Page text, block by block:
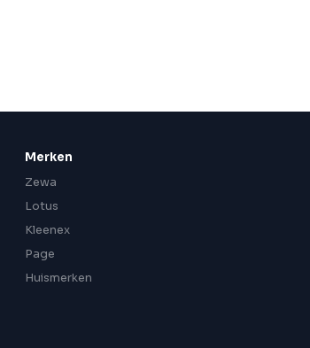
Merken
Zewa
Lotus
Kleenex
Page
Huismerken